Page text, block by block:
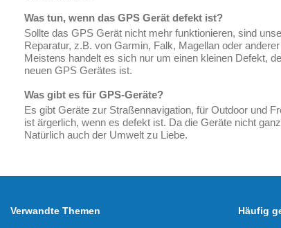
Was tun, wenn das GPS Gerät defekt ist?
Sollte das GPS Gerät nicht mehr funktionieren, sind
Reparatur, z.B. von Garmin, Falk, Magellan oder
Meistens handelt es sich nur um einen kleinen Defekt,
neuen GPS Gerätes ist.
Was gibt es für GPS-Geräte?
Es gibt Geräte zur Straßennavigation, für Outdoor und
ist ärgerlich, wenn es defekt ist. Da die Geräte nicht
Natürlich auch der Umwelt zu Liebe.
Verwandte Themen Häufig